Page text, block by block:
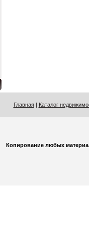
Главная| Каталог
Копирование любых